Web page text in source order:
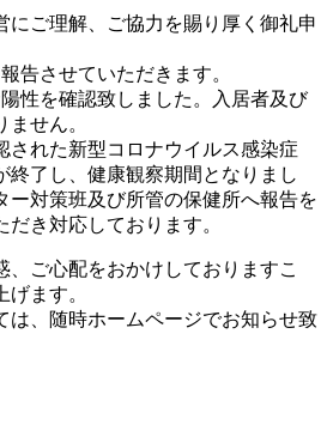
にご理解、ご協力を賜り厚く御礼申
告させていただきます。
性を確認致しました。入居者及び
せん。
された新型コロナウイルス感染症
終了し、健康観察期間となりまし
ー対策班及び所管の保健所へ報告を
き対応しております。
、ご心配をおかけしておりますこ
ます。
は、随時ホームページでお知らせ致